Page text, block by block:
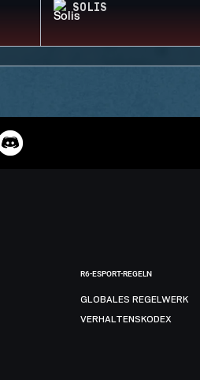
SOLIS
R6-ESPORT-REGELN
GLOBALES REGELWERK
VERHALTENSKODEX